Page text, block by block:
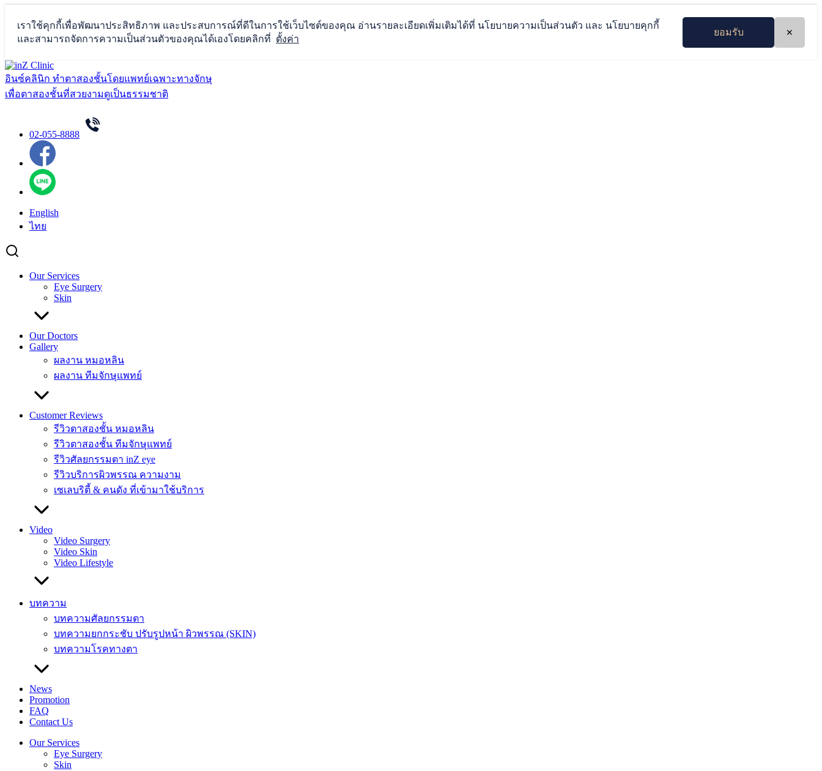
Skip
to
content
อินซ์คลินิก ทำตาสองชั้นโดยแพทย์เฉพาะทางจักษุ
เพื่อตาสองชั้นที่สวยงามดูเป็นธรรมชาติ
02-055-8888
English
ไทย
Our Services
Eye Surgery
Skin
Our Doctors
Gallery
ผลงาน หมอหลิน
ผลงาน ทีมจักษุแพทย์
Customer Reviews
รีวิวตาสองชั้น หมอหลิน
รีวิวตาสองชั้น ทีมจักษุแพทย์
รีวิวศัลยกรรมตา inZ eye
รีวิวบริการผิวพรรณ ความงาม
เซเลบริตี้ & คนดัง ที่เข้ามาใช้บริการ
Video
Video Surgery
Video Skin
Video Lifestyle
บทความ
บทความศัลยกรรมตา
บทความยกกระชับ ปรับรูปหน้า ผิวพรรณ (SKIN)
บทความโรคทางตา
News
Promotion
FAQ
Contact Us
Our Services
Eye Surgery
Skin